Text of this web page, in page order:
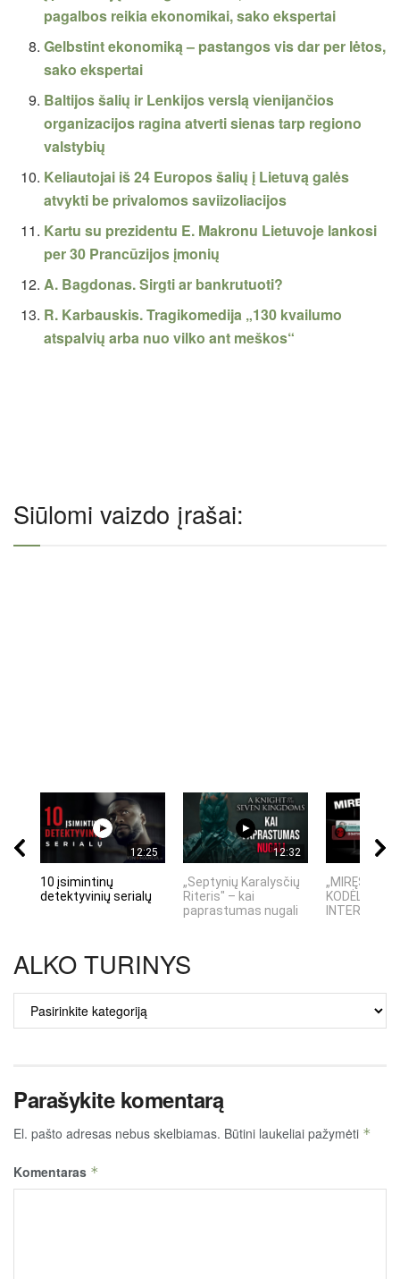
pagalbos reikia ekonomikai, sako ekspertai
Gelbstint ekonomiką – pastangos vis dar per lėtos,
sako ekspertai
Baltijos šalių ir Lenkijos verslą vienijančios
organizacijos ragina atverti sienas tarp regiono
valstybių
Keliautojai iš 24 Europos šalių į Lietuvą galės
atvykti be privalomos saviizoliacijos
Kartu su prezidentu E. Makronu Lietuvoje lankosi
per 30 Prancūzijos įmonių
A. Bagdonas. Sirgti ar bankrutuoti?
R. Karbauskis. Tragikomedija „130 kvailumo
atspalvių arba nuo vilko ant meškos“
Siūlomi vaizdo įrašai:
12:25
10 įsimintinų
detektyvinių serialų
12:32
„Septynių Karalysčių
Riteris" – kai
paprastumas nugali
„MIRĘS
KODĖL
INTERNETO
ALKO TURINYS
TURINYS
Parašykite komentarą
El. pašto adresas nebus skelbiamas. Būtini laukeliai pažymėti *
Komentaras *